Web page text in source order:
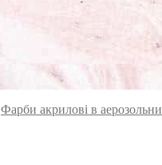
Фарби акрилові в